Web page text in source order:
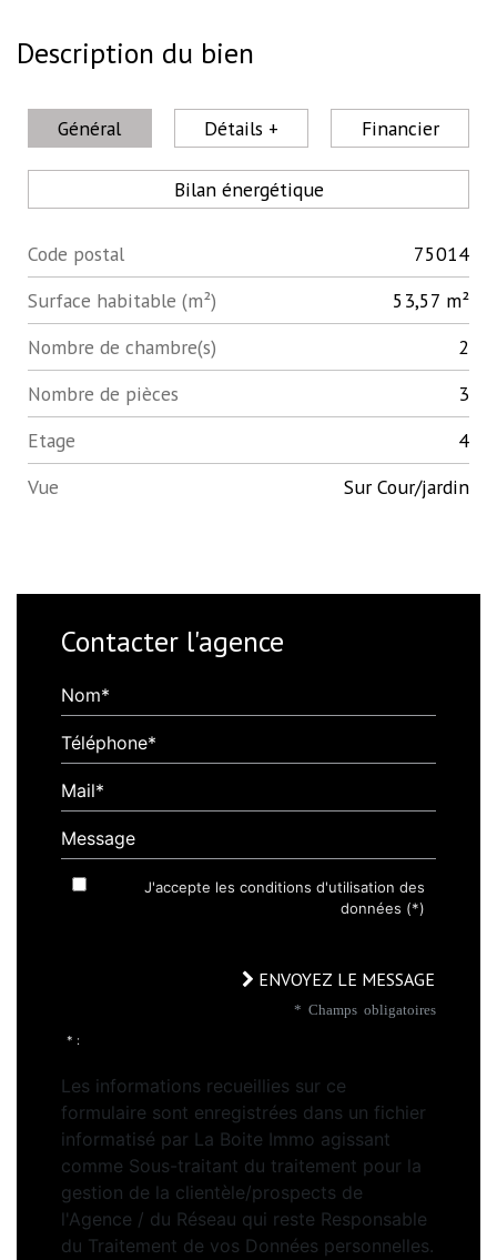
Description du bien
Général Détails + Financier
Bilan énergétique
Label
Code postal
75014
Surface habitable (m²)
53,57 m²
Nombre de chambre(s)
2
Nombre de pièces
3
Etage
4
Vue
Sur Cour/jardin
Contacter l'agence
Nom*
Téléphone*
Mail*
Message
J'accepte les conditions d'utilisation des
données (*)
ENVOYEZ LE MESSAGE
* Champs obligatoires
* :
Les informations recueillies sur ce
formulaire sont enregistrées dans un fichier
informatisé par La Boite Immo agissant
comme Sous-traitant du traitement pour la
gestion de la clientèle/prospects de
l'Agence / du Réseau qui reste Responsable
du Traitement de vos Données personnelles.